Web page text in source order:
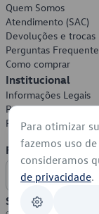
Quem Somos
Atendimento (SAC)
Devoluções e trocas
Perguntas
Como comprar
Institucional
Informações Legais
Política de
Política de Cookies
Formas de
Segurança
Para otimizar
fazemos uso
consideramos
de privacidade.